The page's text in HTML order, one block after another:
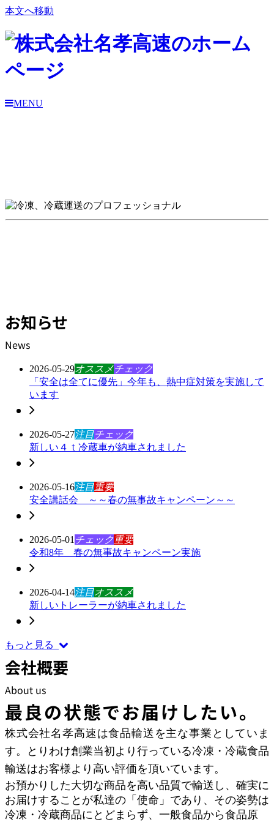
本文へ移動
MENU
お知らせ
News
2026-05-29オススメチェック
「安全は全てに優先」今年も、熱中症対策を実施して
います
2026-05-27注目チェック
新しい４ｔ冷蔵車が納車されました
2026-05-16注目重要
安全講話会 ～～春の無事故キャンペーン～～
2026-05-01 チェック重要
令和8年 春の無事故キャンペーン実施
2026-04-14注目オススメ
新しいトレーラーが納車されました
もっと見る
会社概要
About us
最良の状態でお届けしたい。
株式会社名孝高速は食品輸送を主な事業としていま
す。とりわけ創業当初より行っている冷凍・冷蔵食品
輸送はお客様より高い評価を頂いています。
お預かりした大切な商品を高い品質で輸送し、確実に
お届けすることが私達の「使命」であり、その姿勢は
冷凍・冷蔵商品にとどまらず、一般食品から食品原